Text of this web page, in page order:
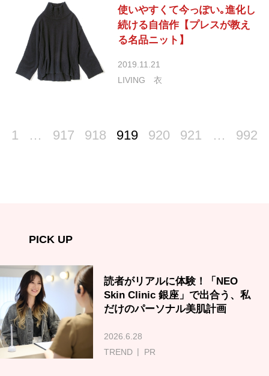
使いやすくて今っぽい｡進化し
続ける自信作【プレスが教え
る名品ニット】
2019.11.21
LIVING
衣
1 … 917 918 919 920 921 … 992
PICK UP
読者がリアルに体験！「NEO
Skin Clinic 銀座」で出合う、私
だけのパーソナル美肌計画
2026.6.28
TREND
PR